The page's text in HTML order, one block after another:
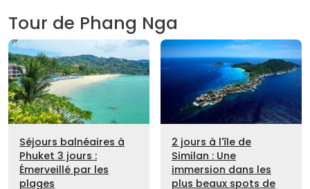
Tour de Phang Nga
Séjours balnéaires à
Phuket 3 jours :
Émerveillé par les
plages
2 jours à l'île de
Similan : Une
immersion dans les
plus beaux spots de